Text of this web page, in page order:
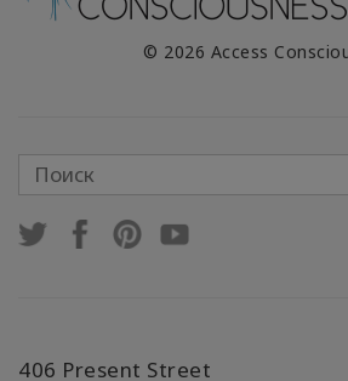
© 2026 Access
406 Present Street